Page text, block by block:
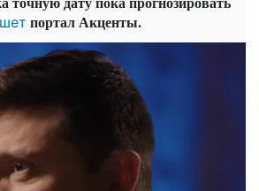
портал Акценты.